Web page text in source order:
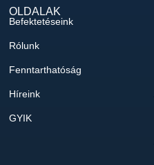
OLDALAK
Befektetéseink
Rólunk
Fenntarthatóság
Híreink
GYIK